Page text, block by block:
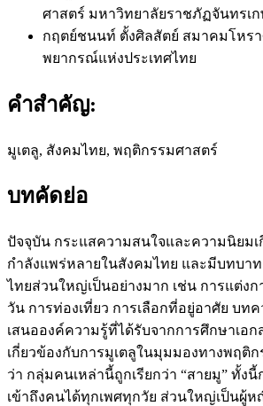
ศาสตร์ มหาวิทยาลัยราชภัฏจันทรเ
กฤตย์ชนนท์ ตั้งศิลสัตย์ สมาคมโหร
พยากรณ์แห่งประเทศไทย
คำสำคัญ:
มูเตลู, สังคมไทย, พฤติกรรมศาสตร์
บทคัดย่อ
ปัจจุบัน กระแสความสนใจและความนิยมเ
กำลังแพร่หลายในสังคมไทย และมีบทบา
ไทยส่วนใหญ่เป็นอย่างมาก เช่น การแต่งก
วัน การท่องเที่ยว การเลือกที่อยู่อาศัย บท
เสนอองค์ความรู้ที่ได้รับจากการศึกษาเอก
เกี่ยวข้องกับการมูเตลูในมุมมองทางพฤติ
ว่า กลุ่มคนเหล่านี้ถูกเรียกว่า “สายมู” ทั้งนี้
เข้าถึงคนได้ทุกเพศทุกวัย ส่วนใหญ่เป็นผู้ห